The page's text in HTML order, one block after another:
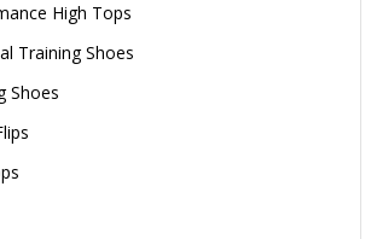
High Tops
Training Shoes
Shoes